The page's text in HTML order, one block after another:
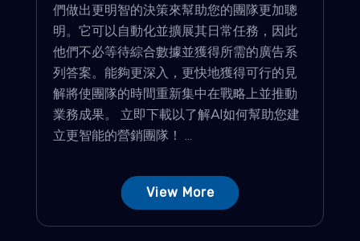
們做出更明智的決策來幫助您的團隊更加聰
明。它可以自動化並擴展其日常任務，因此
他們不必等待綜合數據並獲得所需的廣告系
列答案。能夠更深入，更快地獲得可行的見
解將使團隊的時間重新集中在戰略上並推動
業務成果。 立即下載以了解AI如何幫助您建
立更智能的營銷團隊！ ...
View More